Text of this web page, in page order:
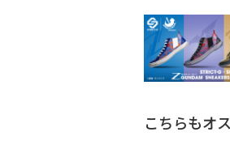
こちらもオ